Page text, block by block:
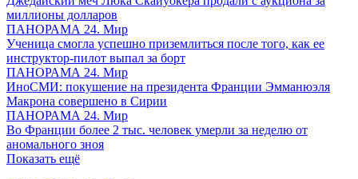
миллионы долларов
ПАНОРАМА 24. Мир
Ученица смогла успешно приземлиться после того, как ее
инструктор-пилот выпал за борт
ПАНОРАМА 24. Мир
ИноСМИ: покушение на президента Франции Эмманюэля
Макрона совершено в Сирии
ПАНОРАМА 24. Мир
Во Франции более 2 тыс. человек умерли за неделю от
аномального зноя
Показать ещё